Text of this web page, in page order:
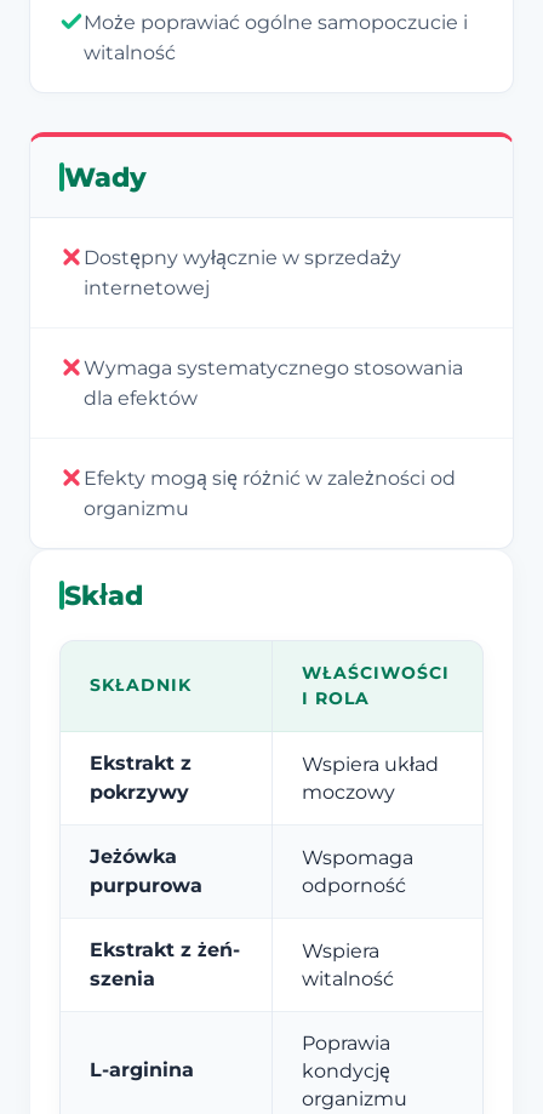
Może poprawiać ogólne samopoczucie i
witalność
Wady
Dostępny wyłącznie w sprzedaży
internetowej
Wymaga systematycznego stosowania
dla efektów
Efekty mogą się różnić w zależności od
organizmu
Skład
SKŁADNIK
WŁAŚCIWOŚCI
I ROLA
Ekstrakt z
pokrzywy
Wspiera układ
moczowy
Jeżówka
purpurowa
Wspomaga
odporność
Ekstrakt z żeń-
szenia
Wspiera
witalność
L-arginina
Poprawia
kondycję
organizmu